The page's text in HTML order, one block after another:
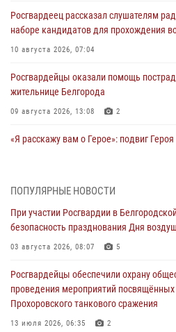
Росгвардеец рассказал слушателям
наборе кандидатов для прохождения
10 августа 2026, 07:04
Росгвардейцы оказали помощь
жительнице Белгорода
09 августа 2026, 13:08 2
«Я расскажу вам о Герое»: подвиг
нуждающимся гражданам
09 августа 2026, 11:44
операция войск правопорядка
08 августа 2026, 14:39
Заместитель директора Росгвардии
ПОПУЛЯРНЫЕ НОВОСТИ
При участии Росгвардии в
безопасность празднования Дня
03 августа 2026, 08:07 5
Росгвардейцы обеспечили охрану
проведения мероприятий
Прохоровского танкового сражения
13 июля 2026, 06:35 2